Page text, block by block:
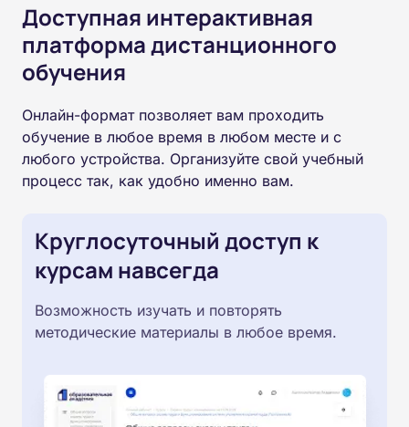
Доступная интерактивная
платформа дистанционного
обучения
Онлайн-формат позволяет вам проходить
обучение в любое время в любом месте и с
любого устройства. Организуйте свой учебный
процесс так, как удобно именно вам.
Круглосуточный доступ к
курсам навсегда
Возможность изучать и повторять
методические материалы в любое время.